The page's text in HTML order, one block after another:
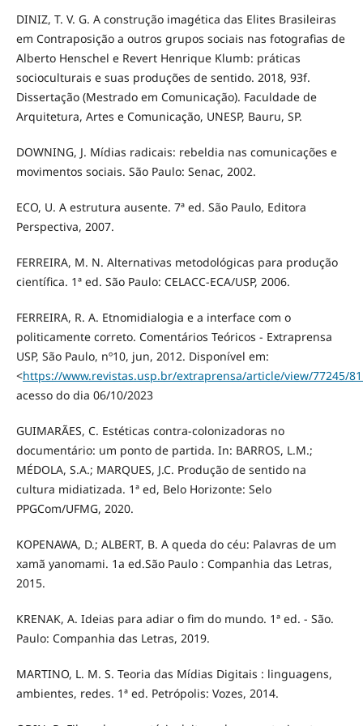
DINIZ, T. V. G. A construção imagética das Elites Brasileiras
em Contraposição a outros grupos sociais nas fotografias de
Alberto Henschel e Revert Henrique Klumb: práticas
socioculturais e suas produções de sentido. 2018, 93f.
Dissertação (Mestrado em Comunicação). Faculdade de
Arquitetura, Artes e Comunicação, UNESP, Bauru, SP.
DOWNING, J. Mídias radicais: rebeldia nas comunicações e
movimentos sociais. São Paulo: Senac, 2002.
ECO, U. A estrutura ausente. 7ª ed. São Paulo, Editora
Perspectiva, 2007.
FERREIRA, M. N. Alternativas metodológicas para produção
científica. 1ª ed. São Paulo: CELACC-ECA/USP, 2006.
FERREIRA, R. A. Etnomidialogia e a interface com o
politicamente correto. Comentários Teóricos - Extraprensa
USP, São Paulo, nº10, jun, 2012. Disponível em:
<https://www.revistas.usp.br/extraprensa/article/view/77245/
acesso do dia 06/10/2023
GUIMARÃES, C. Estéticas contra-colonizadoras no
documentário: um ponto de partida. In: BARROS, L.M.;
MÉDOLA, S.A.; MARQUES, J.C. Produção de sentido na
cultura midiatizada. 1ª ed, Belo Horizonte: Selo
PPGCom/UFMG, 2020.
KOPENAWA, D.; ALBERT, B. A queda do céu: Palavras de um
xamã yanomami. 1a ed.São Paulo : Companhia das Letras,
2015.
KRENAK, A. Ideias para adiar o fim do mundo. 1ª ed. - São.
Paulo: Companhia das Letras, 2019.
MARTINO, L. M. S. Teoria das Mídias Digitais : linguagens,
ambientes, redes. 1ª ed. Petrópolis: Vozes, 2014.